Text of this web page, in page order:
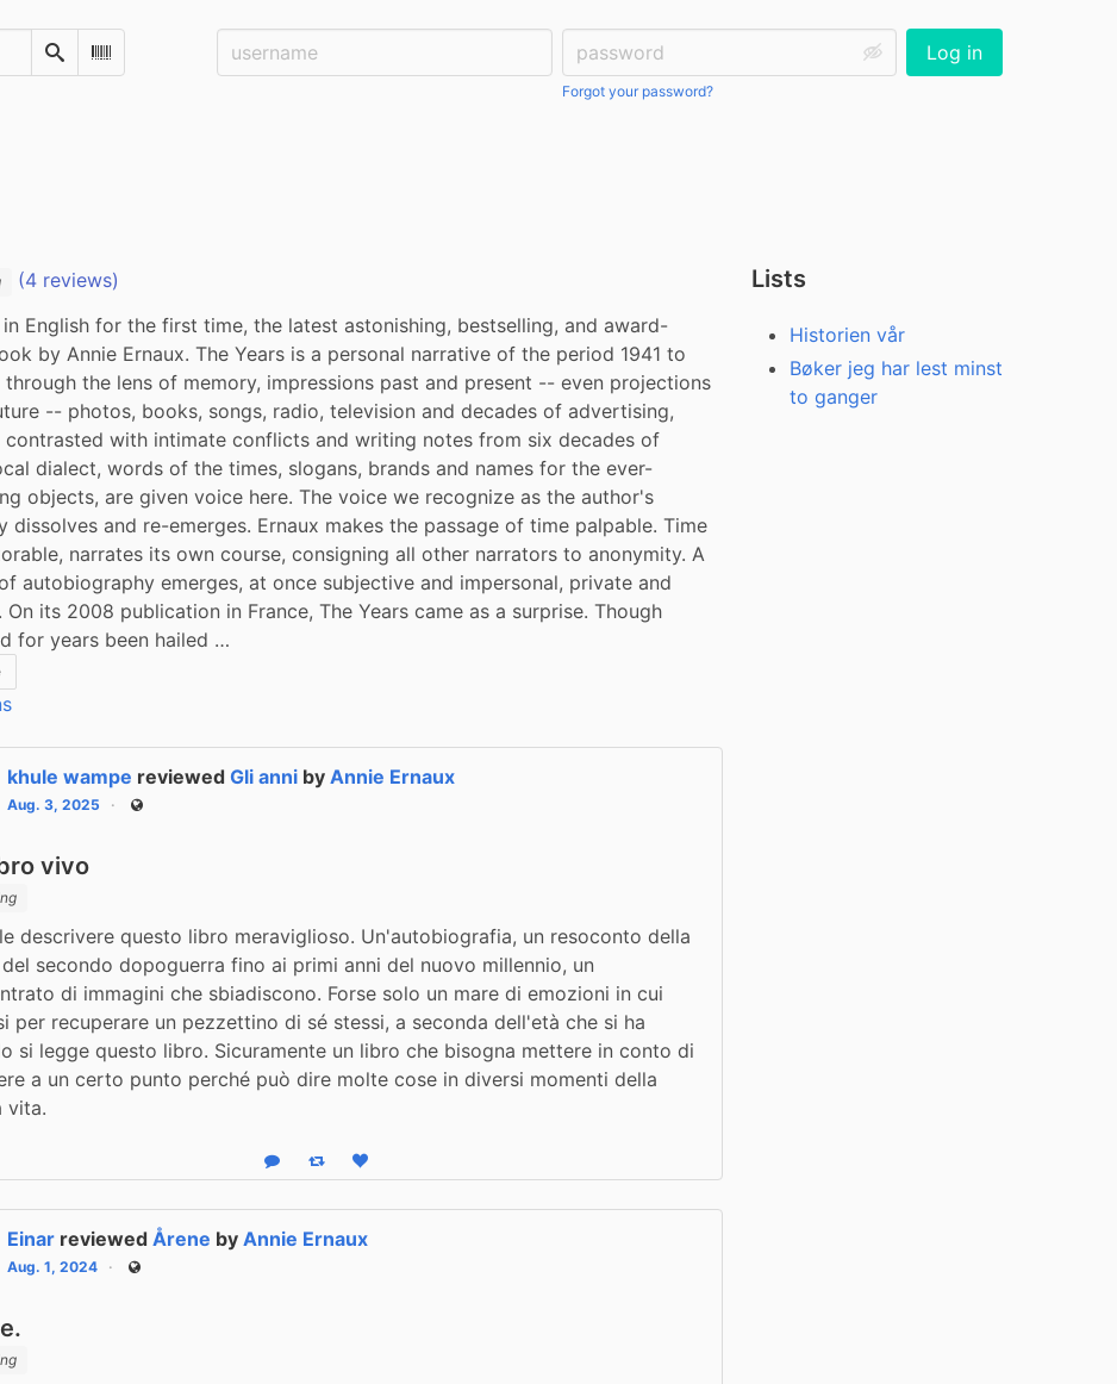
SearchScan Barcode
Username: Password:
Forgot your password?
Log in
(4 reviews)
in English for the first time, the latest astonishing, bestselling, and award-
by Annie Ernaux. The Years is a personal narrative of the period 1941 to
the lens of memory, impressions past and present -- even projections
-- photos, books, songs, radio, television and decades of advertising,
contrasted with intimate conflicts and writing notes from six decades of
dialect, words of the times, slogans, brands and names for the ever-
objects, are given voice here. The voice we recognize as the author's
dissolves and re-emerges. Ernaux makes the passage of time palpable. Time
narrates its own course, consigning all other narrators to anonymity. A
autobiography emerges, at once subjective and impersonal, private and
its 2008 publication in France, The Years came as a surprise. Though
for years been hailed …
khule wampe reviewedGli anni byAnnie Ernaux
Aug. 3, 2025 Public
vivo
descrivere questo libro meraviglioso. Un'autobiografia, un resoconto della
secondo dopoguerra fino ai primi anni del nuovo millennio, un
di immagini che sbiadiscono. Forse solo un mare di emozioni in cui
per recuperare un pezzettino di sé stessi, a seconda dell'età che si ha
si legge questo libro. Sicuramente un libro che bisogna mettere in conto di
a un certo punto perché può dire molte cose in diversi momenti della
vita.
Reply Boost statusLike status
Einar reviewedÅrene byAnnie Ernaux
Aug. 1, 2024 Public
Lists
Historien vår
Bøker jeg har lest minst
to ganger